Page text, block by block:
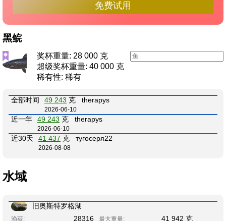
免费试用
黑鲩
奖杯重量: 28 000 克
超级奖杯重量: 40 000 克
稀有性: 稀有
全部时间 49 243 克
2026-06-10
therapys
近一年 49 243 克
2026-06-10
therapys
近30天 41 437 克
2026-08-08
тугосеря22
水域
旧奥斯特罗格湖
渔获: 28316 最大重量: 41 942 克